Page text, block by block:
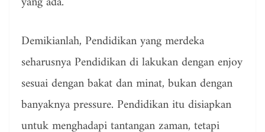
Demikianlah, Pendidikan yang merdeka
seharusnya Pendidikan di lakukan dengan enjoy
sesuai dengan bakat dan minat, bukan dengan
banyaknya pressure. Pendidikan itu disiapkan
untuk menghadapi tantangan zaman, tetapi